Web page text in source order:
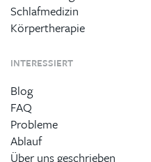
Schlafmedizin
Körpertherapie
INTERESSIERT
Blog
FAQ
Probleme
Ablauf
Über uns geschrieben